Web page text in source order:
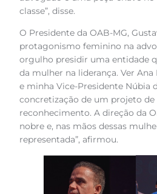
classe”, disse.
O Presidente da OAB-MG,
protagonismo feminino na
orgulho presidir uma entidade
da mulher na liderança. Ver
e minha Vice-Presidente Núbia
concretização de um projeto de
reconhecimento. A direção da
nobre e, nas mãos dessas
representada”, afirmou.